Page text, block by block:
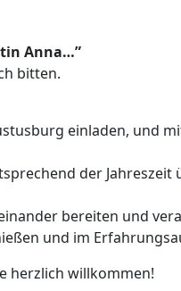
Anna…”
bitten.
einladen, und
der
bereiten und
und im
herzlich willkommen!